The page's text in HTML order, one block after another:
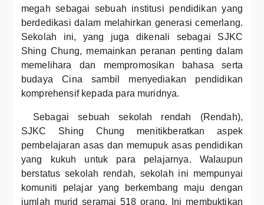
megah sebagai sebuah institusi pendidikan yang
berdedikasi dalam melahirkan generasi cemerlang.
Sekolah ini, yang juga dikenali sebagai SJKC
Shing Chung, memainkan peranan penting dalam
memelihara dan mempromosikan bahasa serta
budaya Cina sambil menyediakan pendidikan
komprehensif kepada para muridnya.
Sebagai sebuah sekolah rendah (Rendah),
SJKC Shing Chung menitikberatkan aspek
pembelajaran asas dan memupuk asas pendidikan
yang kukuh untuk para pelajarnya. Walaupun
berstatus sekolah rendah, sekolah ini mempunyai
komuniti pelajar yang berkembang maju dengan
jumlah murid seramai 518 orang. Ini membuktikan